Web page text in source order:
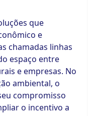
que
e
chamadas linhas
espaço entre
e empresas. No
ambiental, o
compromisso
o incentivo a